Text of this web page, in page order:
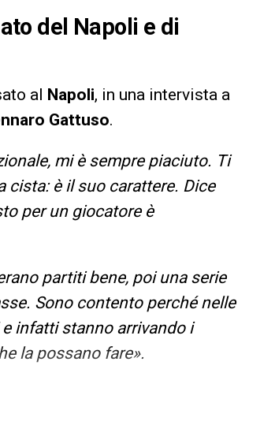
del Napoli e di
al Napoli, in una intervista a
Gattuso.
mi è sempre piaciuto. Ti
cista: è il suo carattere. Dice
per un giocatore è
partiti bene, poi una serie
Sono contento perché nelle
infatti stanno arrivando i
la possano fare».